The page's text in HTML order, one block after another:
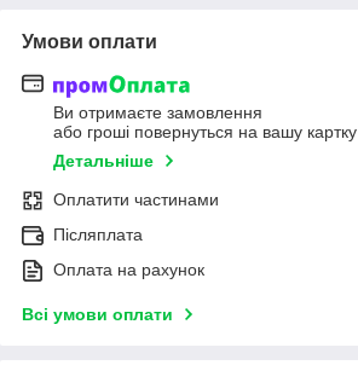
Умови оплати
Ви отримаєте замовлення
або гроші повернуться на вашу картку
Детальніше
Оплатити частинами
Післяплата
Оплата на рахунок
Всі умови оплати